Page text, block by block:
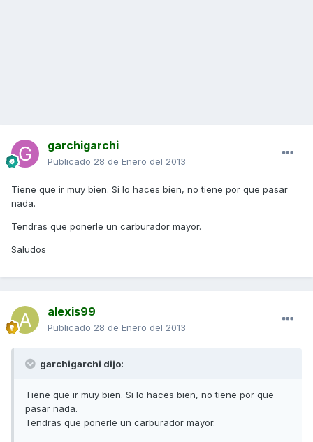
garchigarchi
Publicado 28 de Enero del 2013
Tiene que ir muy bien. Si lo haces bien, no tiene por que pasar
nada.
Tendras que ponerle un carburador mayor.
Saludos
alexis99
Publicado 28 de Enero del 2013
garchigarchi dijo:
Tiene que ir muy bien. Si lo haces bien, no tiene por que
pasar nada.
Tendras que ponerle un carburador mayor.